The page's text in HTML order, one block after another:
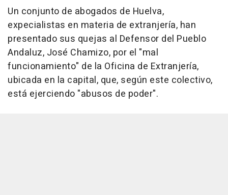
Un conjunto de abogados de Huelva,
expecialistas en materia de extranjería, han
presentado sus quejas al Defensor del Pueblo
Andaluz, José Chamizo, por el "mal
funcionamiento" de la Oficina de Extranjería,
ubicada en la capital, que, según este colectivo,
está ejerciendo "abusos de poder".